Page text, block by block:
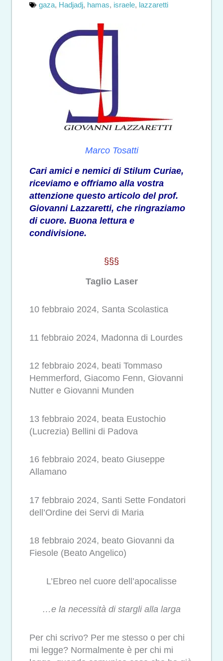
gaza, Hadjadj, hamas, israele, lazzaretti
Marco Tosatti
Cari amici e nemici di Stilum Curiae,
riceviamo e offriamo alla vostra
attenzione questo articolo del prof.
Giovanni Lazzaretti, che ringraziamo
di cuore. Buona lettura e
condivisione.
§§§
Taglio Laser
10 febbraio 2024, Santa Scolastica
11 febbraio 2024, Madonna di Lourdes
12 febbraio 2024, beati Tommaso
Hemmerford, Giacomo Fenn, Giovanni
Nutter e Giovanni Munden
13 febbraio 2024, beata Eustochio
(Lucrezia) Bellini di Padova
16 febbraio 2024, beato Giuseppe
Allamano
17 febbraio 2024, Santi Sette Fondatori
dell’Ordine dei Servi di Maria
18 febbraio 2024, beato Giovanni da
Fiesole (Beato Angelico)
L’Ebreo nel cuore dell’apocalisse
…e la necessità di stargli alla larga
Per chi scrivo? Per me stesso o per chi
mi legge? Normalmente è per chi mi